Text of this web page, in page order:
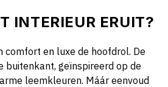
INTERIEUR ERUIT?
comfort en luxe de hoofdrol. De
buitenkant, geïnspireerd op de
leemkleuren. Máár eenvoud